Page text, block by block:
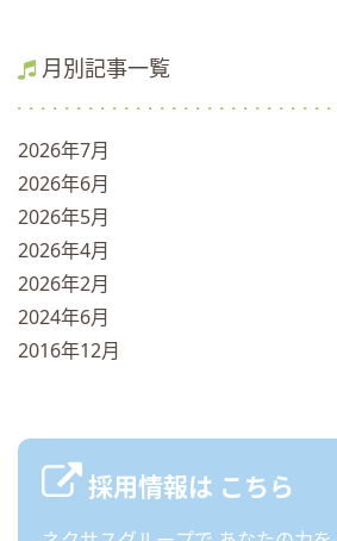
月別記事一覧
2026年7月
2026年6月
2026年5月
2026年4月
2026年2月
2024年6月
2016年12月
採用情報は こちら